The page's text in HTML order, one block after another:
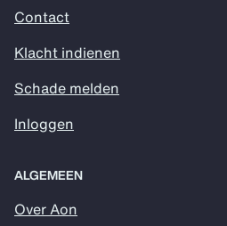
Contact
Klacht indienen
Schade melden
Inloggen
ALGEMEEN
Over Aon